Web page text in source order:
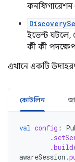
কনফিগারেশন
ইভেন্ট ঘটলে,
কী কী
এখানে একটি
কোটলিন
val config :
.
.build
awareSession .